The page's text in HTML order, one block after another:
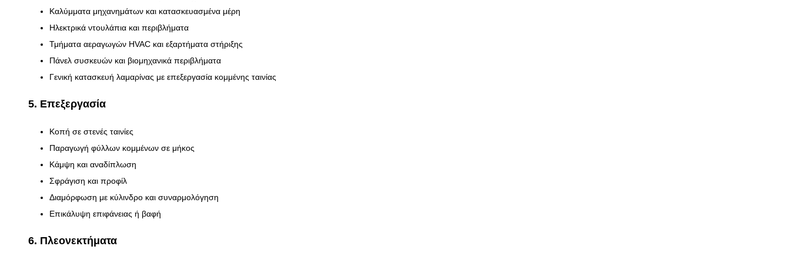
Καλύμματα μηχανημάτων και κατασκευασμένα μέρη
Ηλεκτρικά ντουλάπια και περιβλήματα
Τμήματα αεραγωγών HVAC και εξαρτήματα στήριξης
Πάνελ συσκευών και βιομηχανικά περιβλήματα
Γενική κατασκευή λαμαρίνας με επεξεργασία κομμένης ταινίας
5. Επεξεργασία
Κοπή σε στενές ταινίες
Παραγωγή φύλλων κομμένων σε μήκος
Κάμψη και αναδίπλωση
Σφράγιση και προφίλ
Διαμόρφωση με κύλινδρο και συναρμολόγηση
Επικάλυψη επιφάνειας ή βαφή
6. Πλεονεκτήματα